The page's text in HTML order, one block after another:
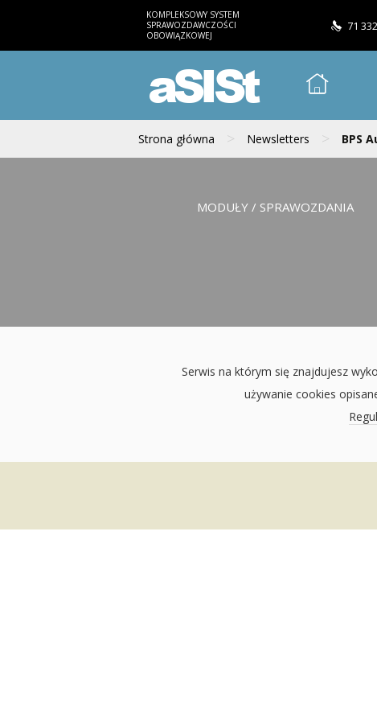
KOMPLEKSOWY SYSTEM
SPRAWOZDAWCZOŚCI
OBOWIĄZKOWEJ
71
aSISt
Strona główna > Newsletters > BPS
MODUŁY / SPRAWOZDANIA
Serwis na którym się znajdujesz
używanie cookies